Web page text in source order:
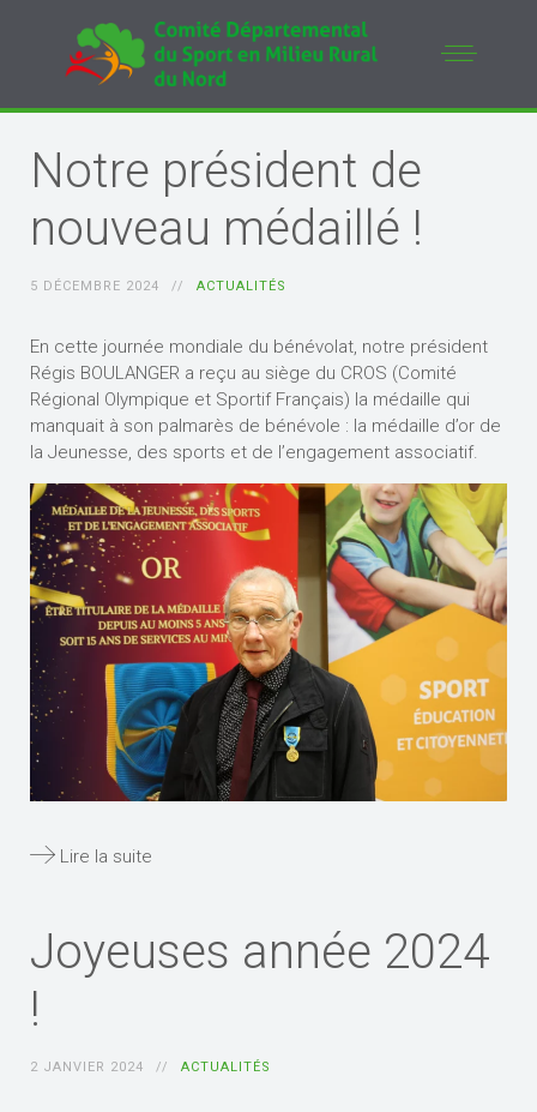
Notre président de
nouveau médaillé !
5 DÉCEMBRE 2024 ACTUALITÉS
En cette journée mondiale du bénévolat, notre président
Régis BOULANGER a reçu au siège du CROS (Comité
Régional Olympique et Sportif Français) la médaille qui
manquait à son palmarès de bénévole : la médaille d’or de
la Jeunesse, des sports et de l’engagement associatif.
Lire la suite
Joyeuses année 2024
!
2 JANVIER 2024 ACTUALITÉS